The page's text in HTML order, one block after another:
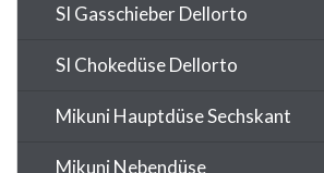
SI Gasschieber Dellorto
SI Chokedüse Dellorto
Mikuni Hauptdüse Sechskant
Mikuni Nebendüse